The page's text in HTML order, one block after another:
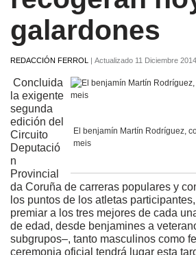
galardones
REDACCIÓN FERROL | Actualizado 11 Diciembre
El benjamín Martín Rodríguez,
meis
Concluida
la exigente
segunda
edición del
Circuito
Deputació
n
Provincial
da Coruña de carreras populares y
los puntos de los atletas
premiar a los tres mejores de cada
de edad, desde benjamines a
subgrupos–, tanto masculinos como
ceremonia oficial tendrá lugar esta